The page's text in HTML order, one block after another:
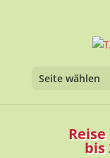
Seite wählen
bis